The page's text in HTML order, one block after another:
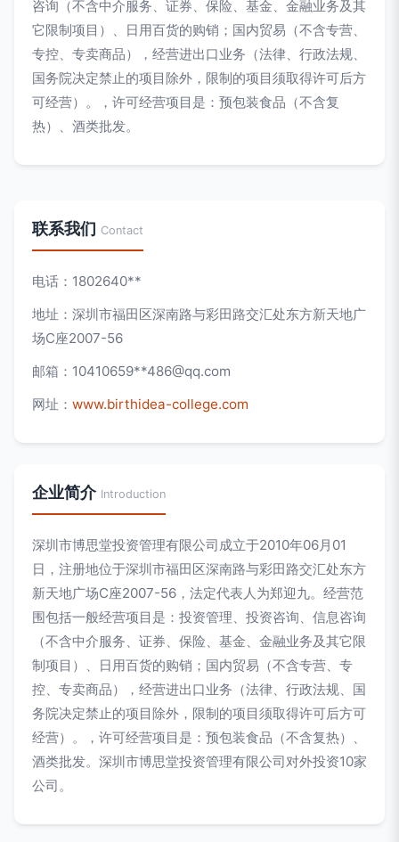
咨询（不含中介服务、证券、保险、基金、金融业务及其
它限制项目）、日用百货的购销；国内贸易（不含专营、
专控、专卖商品），经营进出口业务（法律、行政法规、
国务院决定禁止的项目除外，限制的项目须取得许可后方
可经营）。，许可经营项目是：预包装食品（不含复
热）、酒类批发。
联系我们 Contact
电话：1802640**
地址：深圳市福田区深南路与彩田路交汇处东方新天地广
场C座2007-56
邮箱：10410659**486@qq.com
网址： www.birthidea-college.com
企业简介 Introduction
深圳市博思堂投资管理有限公司成立于2010年06月01
日，注册地位于深圳市福田区深南路与彩田路交汇处东方
新天地广场C座2007-56，法定代表人为郑迎九。经营范
围包括一般经营项目是：投资管理、投资咨询、信息咨询
（不含中介服务、证券、保险、基金、金融业务及其它限
制项目）、日用百货的购销；国内贸易（不含专营、专
控、专卖商品），经营进出口业务（法律、行政法规、国
务院决定禁止的项目除外，限制的项目须取得许可后方可
经营）。，许可经营项目是：预包装食品（不含复热）、
酒类批发。深圳市博思堂投资管理有限公司对外投资10家
公司。